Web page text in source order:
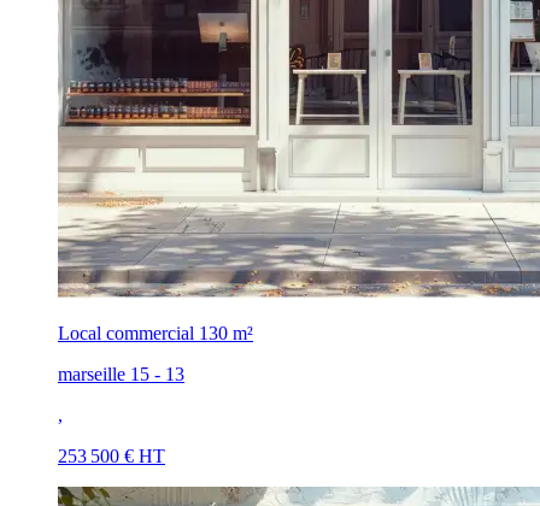
Local commercial 130 m²
marseille 15 - 13
,
253 500 € HT